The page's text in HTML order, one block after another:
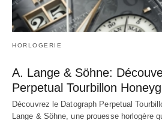
HORLOGERIE
A. Lange & Söhne:
Perpetual Tourbillon
Découvrez le Datograph Perpetual
Lange & Söhne, une prouesse horlogère